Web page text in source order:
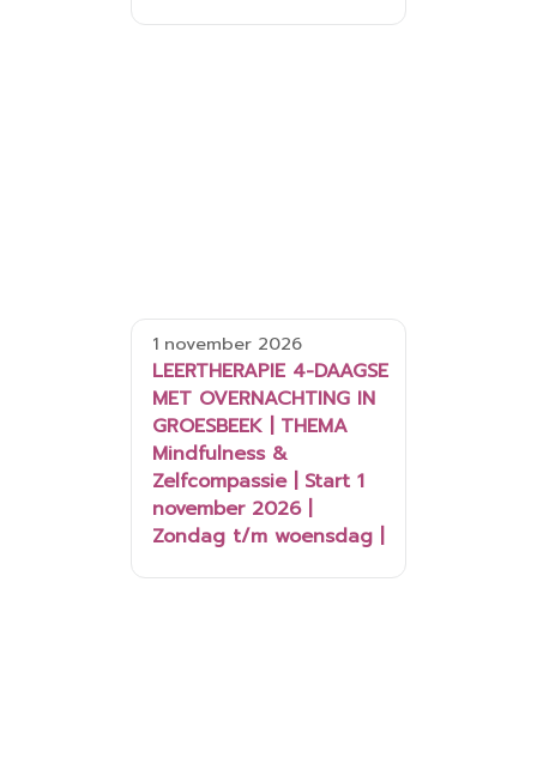
1 november 2026
LEERTHERAPIE 4-DAAGSE
MET OVERNACHTING IN
GROESBEEK | THEMA
Mindfulness &
Zelfcompassie | Start 1
november 2026 |
Zondag t/m woensdag |